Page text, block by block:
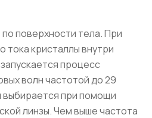
поверхности тела. При
тока кристаллы внутри
процесс
волн частотой до 29
выбирается при помощи
линзы. Чем выше частота